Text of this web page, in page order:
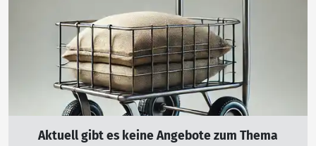
Aktuell gibt es keine Angebote zum Thema